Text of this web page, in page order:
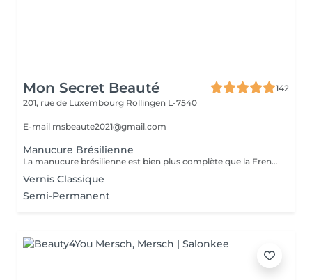
Mon Secret Beauté
142
201, rue de Luxembourg Rollingen L-7540
E-mail msbeaute2021@gmail.com
Manucure Brésilienne
La manucure brésilienne est bien plus complète que la French manucure puisqu'il s'agit d'un soin complet des mains, des ongles et des cuticules. L'objectif est d'hydrater les mains et les ongles, avec des produits doux et écologiques (les produits utilisés ne nécessitent pas d'eau), et des massages. Elle peut d'ailleurs être aussi bien réalisée sur les ongles de pieds : les professionnels vont alors en même temps traiter et masser les pieds.
Vernis Classique
Semi-Permanent